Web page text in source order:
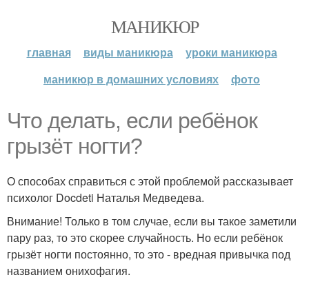
МАНИКЮР
главная виды маникюра
уроки маникюра
маникюр в домашних условиях
фото
Что делать, если ребёнок
грызёт ногти?
О способах справиться с этой проблемой рассказывает
психолог Docdeti Наталья Медведева.
Внимание! Только в том случае, если вы такое заметили
пару раз, то это скорее случайность. Но если ребёнок
грызёт ногти постоянно, то это - вредная привычка под
названием онихофагия.